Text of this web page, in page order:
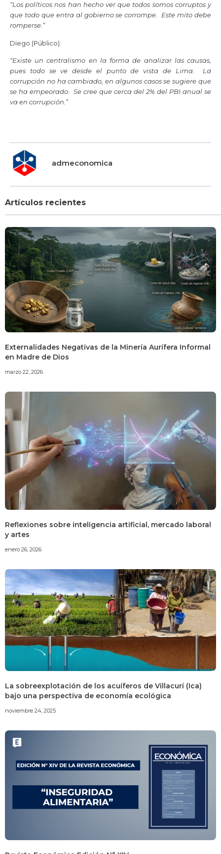
“Los políticos nos han hecho ver que todos somos corruptos y
que todo que entra al gobierno se corrompe. Este mito debe
romperse.”
Diego (Público):
“Existe un centralismo en la forma de analizar las causas,
pues todo se ve desde el punto de vista de Lima. La
corrupción no ha cambiado, en algunos casos se sugiere que
se ha empeorado. Se cree que cerca del 2% del PBI anual se
va en corrupción.”
admeconomica
Artículos recientes
Externalidades Negativas de la Minería Aurífera Informal
en Madre de Dios
marzo 22, 2026
Reflexiones sobre inteligencia artificial, mercado laboral
y artes
enero 26, 2026
La sobreexplotación de los acuíferos de Villacurí (Ica)
bajo una perspectiva de economía ecológica
noviembre 24, 2025